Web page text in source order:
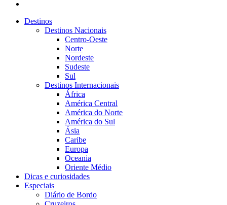
Destinos
Destinos Nacionais
Centro-Oeste
Norte
Nordeste
Sudeste
Sul
Destinos Internacionais
África
América Central
América do Norte
América do Sul
Ásia
Caribe
Europa
Oceania
Oriente Médio
Dicas e curiosidades
Especiais
Diário de Bordo